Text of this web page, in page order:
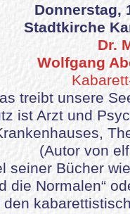
Donnerstag,
Stadtkirche
Dr.
Wolfgang
treibt unsere
ist Arzt und
(Autor von
seiner Bücher
die Normalen“